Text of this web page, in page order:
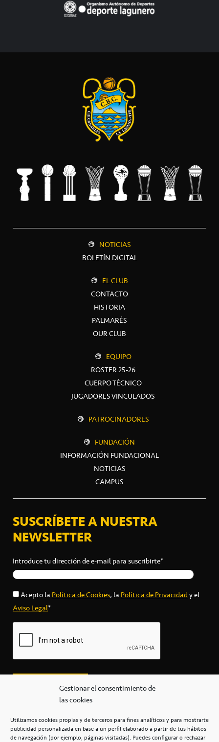
Gestionar el consentimiento de
las cookies
Utilizamos cookies propias y de terceros para fines analíticos y para mostrarte
publicidad personalizada en base a un perfil elaborado a partir de tus hábitos
de navegación (por ejemplo, páginas visitadas). Puedes configurar o rechazar
NOTICIAS
BOLETÍN DIGITAL
EL CLUB
CONTACTO
HISTORIA
PALMARÉS
OUR CLUB
EQUIPO
ROSTER 25-26
CUERPO TÉCNICO
JUGADORES VINCULADOS
PATROCINADORES
FUNDACIÓN
INFORMACIÓN FUNDACIONAL
NOTICIAS
CAMPUS
SUSCRÍBETE A NUESTRA
NEWSLETTER
Introduce tu dirección de e-mail para suscribirte*
Acepto la Política de Cookies, la Política de Privacidady el
Aviso Legal*
secretaria@cbcanarias.es